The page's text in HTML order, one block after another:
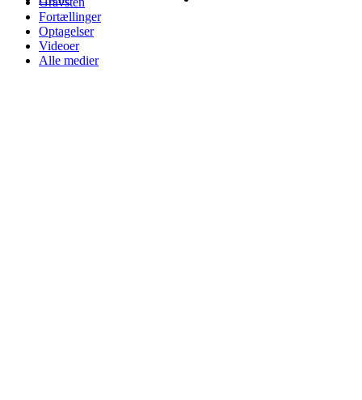
Fortællinger
Optagelser
Videoer
Alle medier